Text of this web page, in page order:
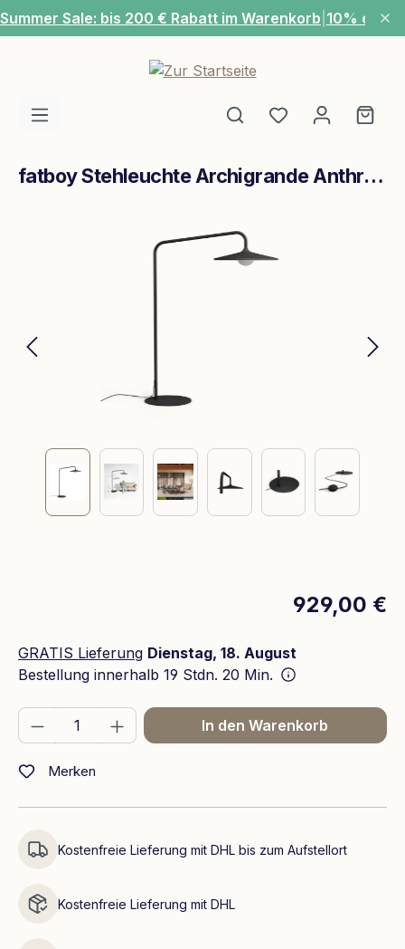
Zum Hauptinhalt springen
Summer Sale: bis 200 € Rabatt im Warenkorb 10% extra
Du hast 0
fatboy Stehleuchte Archigrande Anthracite
929,00 €
GRATIS Lieferung Dienstag, 18. August
Bestellung innerhalb 19 Stdn. 20 Min.
Produkt Anzahl: Gib den gewünschten
In den Warenkorb
Merken
Kostenfreie Lieferung mit DHL bis zum Aufstellort
Kostenfreie Lieferung mit DHL